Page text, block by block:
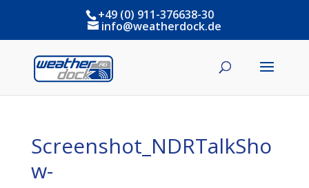
+49 (0) 911-376638-30
info@weatherdock.de
Screenshot_NDRTalkSho
w-